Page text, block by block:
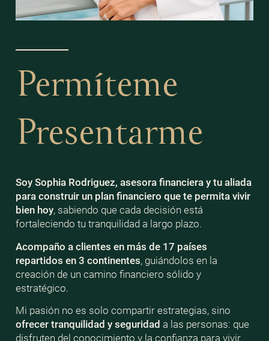
Permíteme
Presentarme
Soy Sophia Rodriguez, asesora financiera y tu aliada
para construir un plan financiero que te permita vivir
bien hoy, sabiendo que cada decisión está
fortaleciendo tu tranquilidad a largo plazo.
Acompaño a clientes en más de 17 países
repartidos en 3 continentes, guiándolos en la
creación de un camino financiero sólido y
estratégico.
Mi pasión no es solo compartir estrategias, sino
ofrecer tranquilidad y seguridad a las personas: que
disfruten del conocimiento y la confianza para vivir